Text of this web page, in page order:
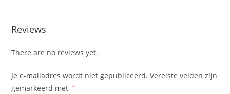
Reviews
There are no reviews yet.
Je e-mailadres wordt niet gepubliceerd. Vereiste velden zijn
gemarkeerd met *